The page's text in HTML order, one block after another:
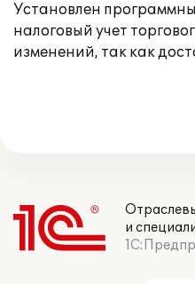
Установлен
налоговый учет
изменений, так как
и